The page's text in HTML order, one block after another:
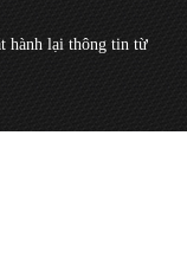
hành lại thông tin từ